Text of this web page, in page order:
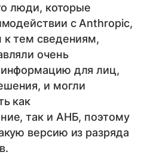
люди, которые
с Anthropic,
к тем сведениям,
очень
информацию для лиц,
и могли
как
так и АНБ, поэтому
версию из разряда